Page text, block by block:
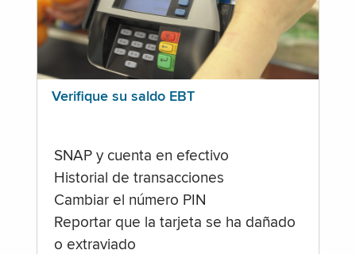
Verifique su saldo EBT
SNAP y cuenta en efectivo
Historial de transacciones
Cambiar el número PIN
Reportar que la tarjeta se ha dañado
o extraviado